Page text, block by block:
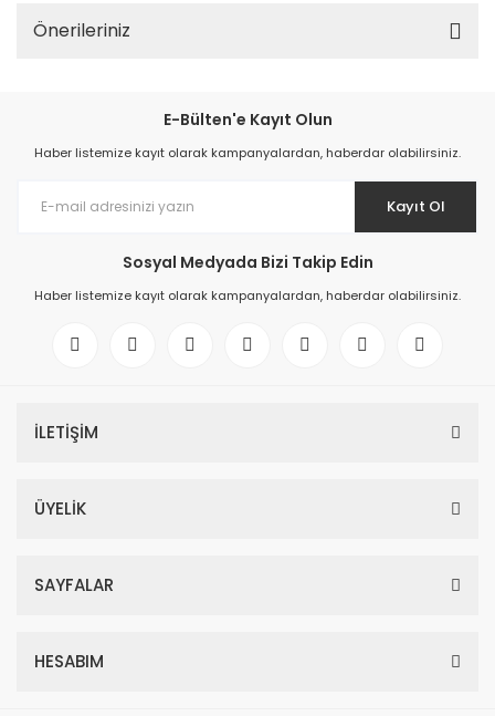
Önerileriniz
E-Bülten'e Kayıt Olun
Haber listemize kayıt olarak kampanyalardan, haberdar olabilirsiniz.
Kayıt Ol
Sosyal Medyada Bizi Takip Edin
Haber listemize kayıt olarak kampanyalardan, haberdar olabilirsiniz.
İLETİŞİM
ÜYELİK
SAYFALAR
HESABIM